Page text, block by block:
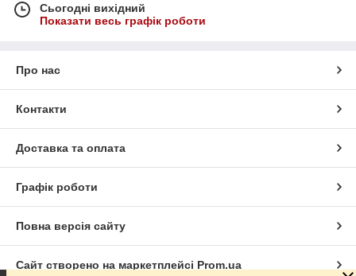
Сьогодні вихідний
Показати весь графік роботи
Про нас
Контакти
Доставка та оплата
Графік роботи
Повна версія сайту
Сайт створено на маркетплейсі Prom.ua